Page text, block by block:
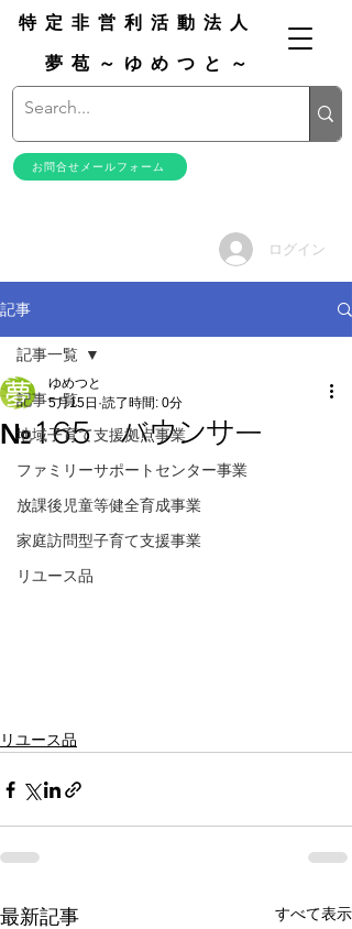
特定非営利活動法人
お問合せメールフォーム
夢苞～ゆめつと～
ログイン
記事
記事一覧
地域子育て支援拠点事業
ファミリーサポートセンター事業
放課後児童等健全育成事業
家庭訪問型子育て支援事業
リユース品
記事一覧
№165 バウンサー
ゆめつと
5月15日 読了時間: 0分
リユース品
最新記事 すべて表示